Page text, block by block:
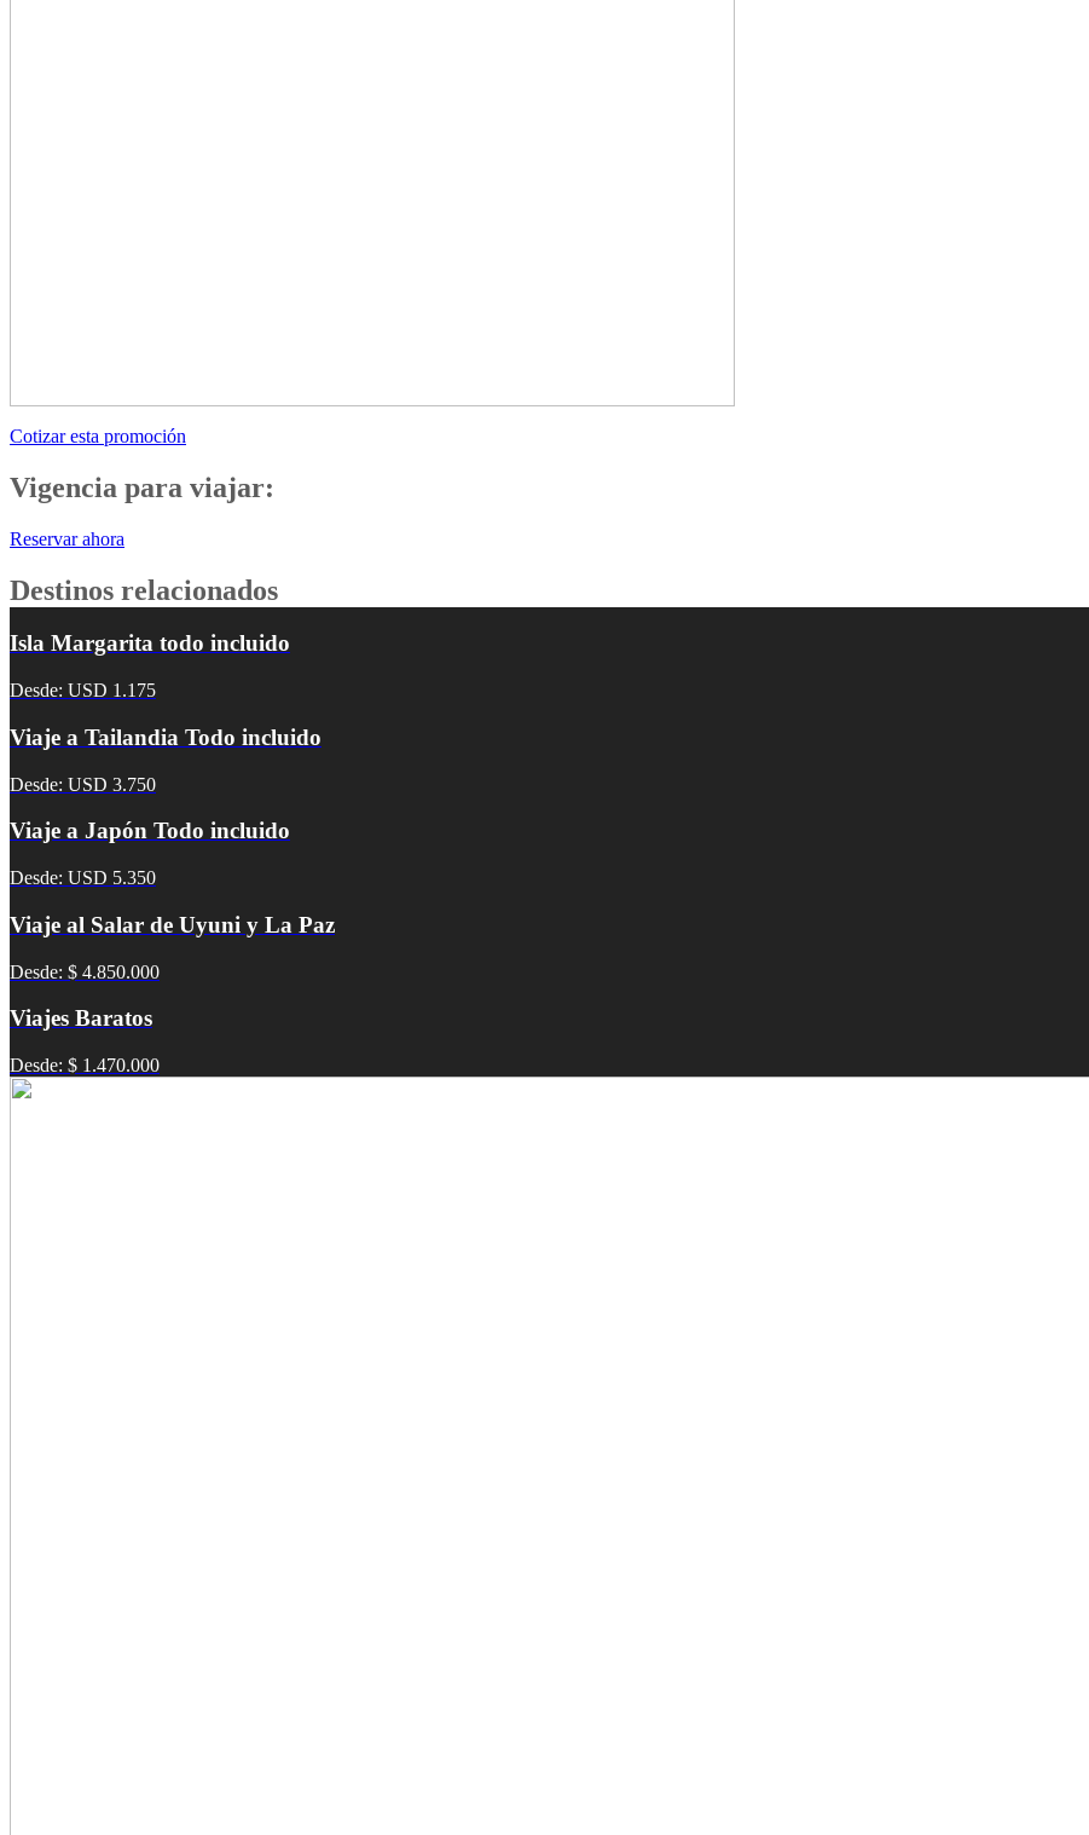
Cotizar esta promoción
Vigencia para viajar:
Reservar ahora
Destinos relacionados
Isla Margarita todo incluido
Desde: USD 1.175
Viaje a Tailandia Todo incluido
Desde: USD 3.750
Viaje a Japón Todo incluido
Desde: USD 5.350
Viaje al Salar de Uyuni y La Paz
Desde: $ 4.850.000
Viajes Baratos
Desde: $ 1.470.000